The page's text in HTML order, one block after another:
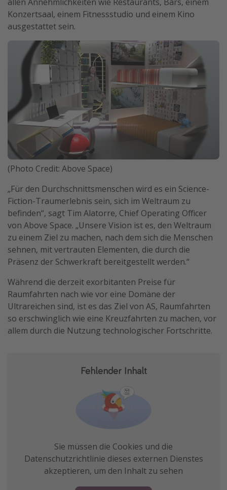
Bahnreisen in der Schweiz
Reisepassfreie Reiseziele
Travel Know How
Silvesterreisen
Last Minute Urlaub Mallorca
Last Minute Urlaub Deutschland
Konzertsaal, einem Fitnessstudio und einem Kino
ausgestattet sein.
(Photo Credit: Above Space)
„Für den Durchschnittsmenschen wird es ein Science-
Fiction-Traumerlebnis sein, sich im Weltraum zu
befinden“, sagt Tim Alatorre, Chief Operating Officer
von Above Space. „Unsere Vision ist es, den Weltraum
zu einem Ziel zu machen, nach dem sich die Menschen
sehnen, mit vertrauten Elementen, die durch die
Präsenz der Schwerkraft bereitgestellt werden.“
Während die derzeit exorbitanten Preise für
Raumfahrten nach wie vor eine Domäne der
Ultrareichen sind, ist es das Ziel von AS, Raumfahrten
so erschwinglich wie eine Kreuzfahrten zu machen, vor
allem durch die Nutzung technologischer Fortschritte.
Fehlender Inhalt
Sie müssen die Cookies und die
Datenschutzrichtlinie dieses externen Dienstes
akzeptieren, um den Inhalt zu sehen